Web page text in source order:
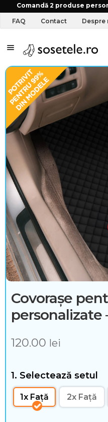
Comandă 2 produse
FAQ Contact Despre
Î
m
b
r
ă
c
ă
m
i
n
t
e
i
c
c
e
s
Covorașe
personalizate
120.00 lei
1. Selectează setul
1x Față 2x Față